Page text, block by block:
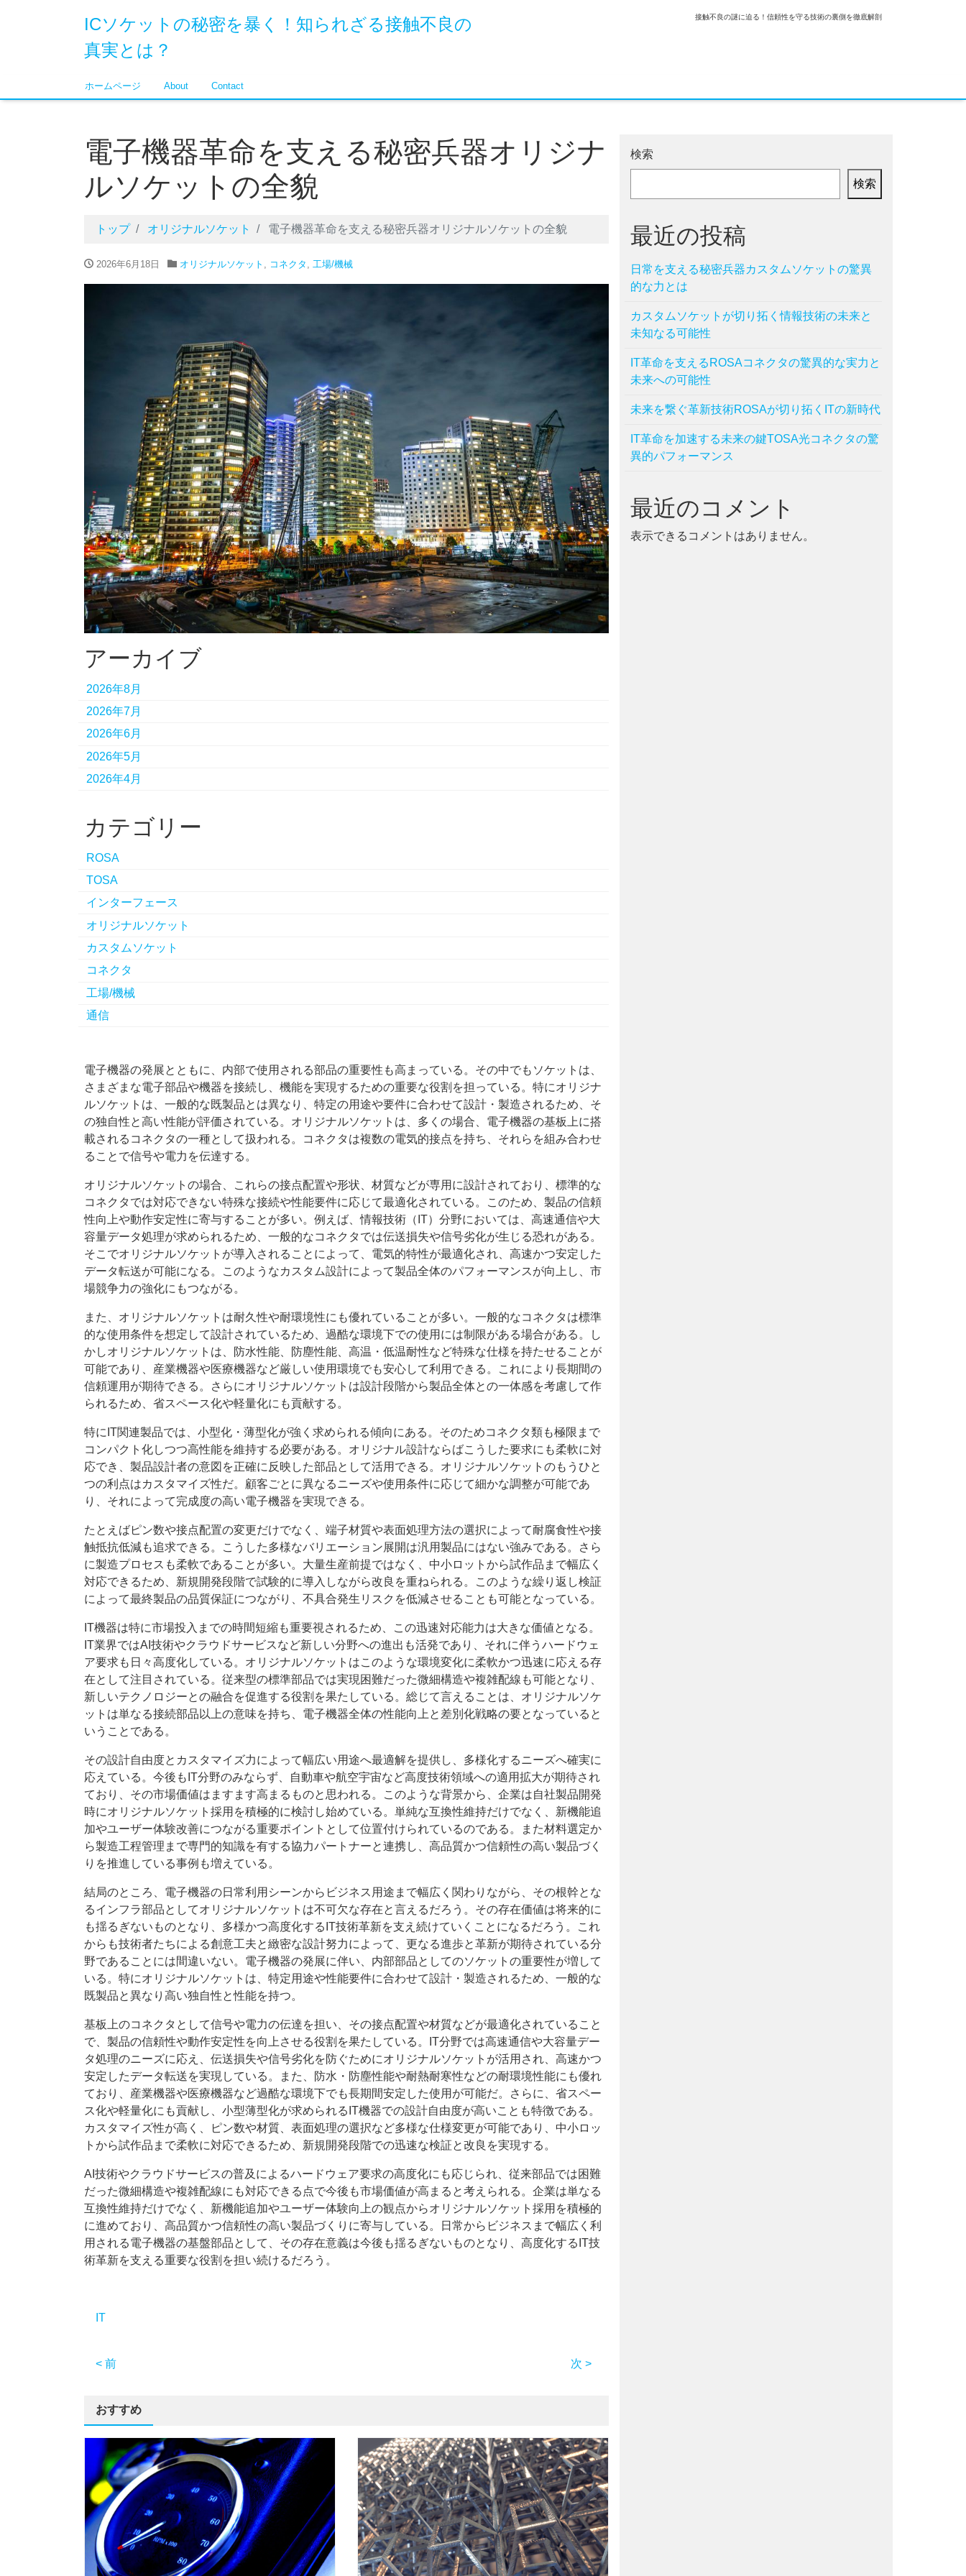
ICソケットの秘密を暴く！知られざる接触不良の
真実とは？
接触不良の謎に迫る！信頼性を守る技術の裏側を徹底解剖
ホームページ About Contact
電子機器革命を支える秘密兵器オリジナ
ルソケットの全貌
トップ オリジナルソケット 電子機器革命を支える秘密兵器オリジナルソケットの全貌
2026年6月18日 オリジナルソケット コネクタ 工場/機械
アーカイブ
2026年8月
2026年7月
2026年6月
2026年5月
2026年4月
カテゴリー
ROSA
TOSA
インターフェース
オリジナルソケット
カスタムソケット
コネクタ
工場/機械
通信
電子機器の発展とともに、内部で使用される部品の重要性も高まっている。 その中でもソケットは、
さまざまな電子部品や機器を接続し、機能を実現するための重要な役割を担っている。特にオリジナ
ルソケットは、一般的な既製品とは異なり、特定の用途や要件に合わせて設計・製造されるため、そ
の独自性と高い性能が評価されている。オリジナルソケットは、多くの場合、電子機器の基板上に搭
載されるコネクタの一種として扱われる。コネクタは複数の電気的接点を持ち、それらを組み合わせ
ることで信号や電力を伝達する。
オリジナルソケットの場合、これらの接点配置や形状、材質などが専用に設計されており、標準的な
コネクタでは対応できない特殊な接続や性能要件に応じて最適化されている。このため、製品の信頼
性向上や動作安定性に寄与することが多い。例えば、情報技術（IT）分野においては、高速通信や大
容量データ処理が求められるため、一般的なコネクタでは伝送損失や信号劣化が生じる恐れがある。
そこでオリジナルソケットが導入されることによって、電気的特性が最適化され、高速かつ安定した
データ転送が可能になる。このようなカスタム設計によって製品全体のパフォーマンスが向上し、市
場競争力の強化にもつながる。
また、オリジナルソケットは耐久性や耐環境性にも優れていることが多い。一般的なコネクタは標準
的な使用条件を想定して設計されているため、過酷な環境下での使用には制限がある場合がある。し
かしオリジナルソケットは、防水性能、防塵性能、高温・低温耐性など特殊な仕様を持たせることが
可能であり、産業機器や医療機器など厳しい使用環境でも安心して利用できる。これにより長期間の
信頼運用が期待できる。さらにオリジナルソケットは設計段階から製品全体との一体感を考慮して作
られるため、省スペース化や軽量化にも貢献する。
特にIT関連製品では、小型化・薄型化が強く求められる傾向にある。そのためコネクタ類も極限まで
コンパクト化しつつ高性能を維持する必要がある。オリジナル設計ならばこうした要求にも柔軟に対
応でき、製品設計者の意図を正確に反映した部品として活用できる。オリジナルソケットのもうひと
つの利点はカスタマイズ性だ。顧客ごとに異なるニーズや使用条件に応じて細かな調整が可能であ
り、それによって完成度の高い電子機器を実現できる。
たとえばピン数や接点配置の変更だけでなく、端子材質や表面処理方法の選択によって耐腐食性や接
触抵抗低減も追求できる。こうした多様なバリエーション展開は汎用製品にはない強みである。さら
に製造プロセスも柔軟であることが多い。大量生産前提ではなく、中小ロットから試作品まで幅広く
対応できるため、新規開発段階で試験的に導入しながら改良を重ねられる。このような繰り返し検証
によって最終製品の品質保証につながり、不具合発生リスクを低減させることも可能となっている。
IT機器は特に市場投入までの時間短縮も重要視されるため、この迅速対応能力は大きな価値となる。
IT業界ではAI技術やクラウドサービスなど新しい分野への進出も活発であり、それに伴うハードウェ
ア要求も日々高度化している。オリジナルソケットはこのような環境変化に柔軟かつ迅速に応える存
在として注目されている。従来型の標準部品では実現困難だった微細構造や複雑配線も可能となり、
新しいテクノロジーとの融合を促進する役割を果たしている。総じて言えることは、オリジナルソケ
ットは単なる接続部品以上の意味を持ち、電子機器全体の性能向上と差別化戦略の要となっていると
いうことである。
その設計自由度とカスタマイズ力によって幅広い用途へ最適解を提供し、多様化するニーズへ確実に
応えている。今後もIT分野のみならず、自動車や航空宇宙など高度技術領域への適用拡大が期待され
ており、その市場価値はますます高まるものと思われる。このような背景から、企業は自社製品開発
時にオリジナルソケット採用を積極的に検討し始めている。単純な互換性維持だけでなく、新機能追
加やユーザー体験改善につながる重要ポイントとして位置付けられているのである。また材料選定か
ら製造工程管理まで専門的知識を有する協力パートナーと連携し、高品質かつ信頼性の高い製品づく
りを推進している事例も増えている。
結局のところ、電子機器の日常利用シーンからビジネス用途まで幅広く関わりながら、その根幹とな
るインフラ部品としてオリジナルソケットは不可欠な存在と言えるだろう。その存在価値は将来的に
も揺るぎないものとなり、多様かつ高度化するIT技術革新を支え続けていくことになるだろう。これ
からも技術者たちによる創意工夫と緻密な設計努力によって、更なる進歩と革新が期待されている分
野であることには間違いない。電子機器の発展に伴い、内部部品としてのソケットの重要性が増して
いる。特にオリジナルソケットは、特定用途や性能要件に合わせて設計・製造されるため、一般的な
既製品と異なり高い独自性と性能を持つ。
基板上のコネクタとして信号や電力の伝達を担い、その接点配置や材質などが最適化されていること
で、製品の信頼性や動作安定性を向上させる役割を果たしている。IT分野では高速通信や大容量デー
タ処理のニーズに応え、伝送損失や信号劣化を防ぐためにオリジナルソケットが活用され、高速かつ
安定したデータ転送を実現している。また、防水・防塵性能や耐熱耐寒性などの耐環境性能にも優れ
ており、産業機器や医療機器など過酷な環境下でも長期間安定した使用が可能だ。さらに、省スペー
ス化や軽量化にも貢献し、小型薄型化が求められるIT機器での設計自由度が高いことも特徴である。
カスタマイズ性が高く、ピン数や材質、表面処理の選択など多様な仕様変更が可能であり、中小ロッ
トから試作品まで柔軟に対応できるため、新規開発段階での迅速な検証と改良を実現する。
AI技術やクラウドサービスの普及によるハードウェア要求の高度化にも応じられ、従来部品では困難
だった微細構造や複雑配線にも対応できる点で今後も市場価値が高まると考えられる。企業は単なる
互換性維持だけでなく、新機能追加やユーザー体験向上の観点からオリジナルソケット採用を積極的
に進めており、高品質かつ信頼性の高い製品づくりに寄与している。日常からビジネスまで幅広く利
用される電子機器の基盤部品として、その存在意義は今後も揺るぎないものとなり、高度化するIT技
術革新を支える重要な役割を担い続けるだろう。
IT
< 前 次 >
おすすめ
検索
検索
最近の投稿
日常を支える秘密兵器カスタムソケットの驚異
的な力とは
カスタムソケットが切り拓く情報技術の未来と
未知なる可能性
IT革命を支えるROSAコネクタの驚異的な実力と
未来への可能性
未来を繋ぐ革新技術ROSAが切り拓くITの新時代
IT革命を加速する未来の鍵TOSA光コネクタの驚
異的パフォーマンス
最近のコメント
表示できるコメントはありません。